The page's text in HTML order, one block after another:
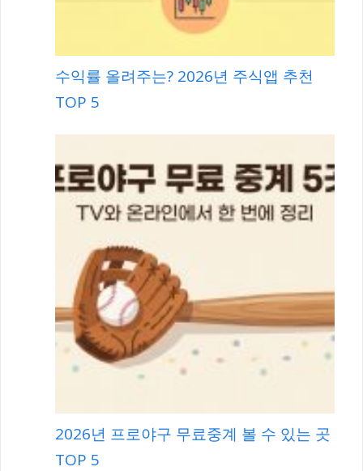
수익률 올려주는? 2026년 주식앱 추천
TOP 5
2026년 프로야구 무료중계 볼 수 있는 곳
TOP 5